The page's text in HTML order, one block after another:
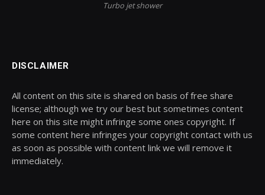
Turbo jet shower
DISCLAIMER
All content on this site is shared on basis of free share
license; although we try our best but sometimes content
here on this site might infringe some ones copyright. If
some content here infringes your copyright contact with us
as soon as possible with content link we will remove it
immediately.